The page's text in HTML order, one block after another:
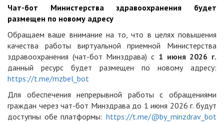
Чат-бот Министерства здравоохранения будет
размещен по новому адресу
Обращаем ваше внимание на то, что в целях повышения
качества работы виртуальной приемной Министерства
здравоохранения (чат-бот Минздрава) с 1 июня 2026 г.
данный ресурс будет размещен по новому адресу:
https://t.me/mzbel_bot
Для обеспечения непрерывной работы с обращениями
граждан через чат-бот Минздрава до 1 июня 2026 г. будут
доступны обе платформы: https://t.me/@by_minzdrav_bot